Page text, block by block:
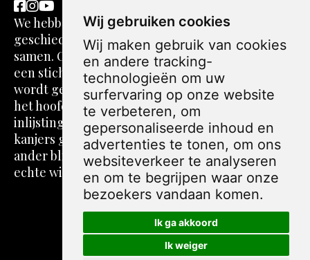
Wij gebruiken cookies
Wij maken gebruik van cookies
en andere tracking-
technologieën om uw
surfervaring op onze website
te verbeteren, om
gepersonaliseerde inhoud en
advertenties te tonen, om ons
websiteverkeer te analyseren
en om te begrijpen waar onze
bezoekers vandaan komen.
Ik ga akkoord
Ik weiger
We hebben een passie voor kunst en
geschiedenis. Dit komt in spotprenten perfect
samen. Ons verhaal gaat echter verder. We zijn
een stichting zonder winstoogmerk. De webshop
wordt gerund door volwassenen die vaak over
het hoofd worden gezien. Alle foto's, teksten,
inlijstingen en verzendingen worden door onze
kanjers gedaan. Jij blij met je spotprent, een
ander blij met zinvolle daginvulling, dat is pas
echte winst!